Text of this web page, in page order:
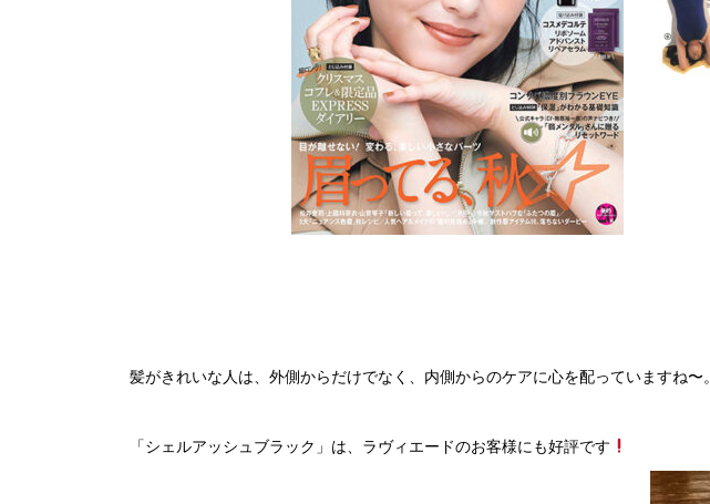
髪がきれいな人は、外側からだけでなく、内側からのケアに心を配っていますね〜。
「シェルアッシュブラック」は、ラヴィエードのお客様にも好評です